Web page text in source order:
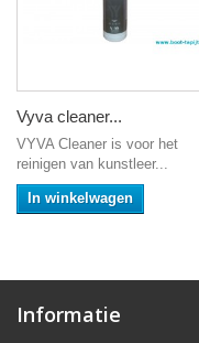
Vyva cleaner...
VYVA Cleaner is voor het
reinigen van kunstleer...
In winkelwagen
Informatie